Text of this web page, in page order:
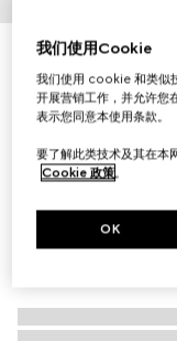
大号母婴包
€ 1.980
我们使用Cookie
我们使用 cookie 和类似
开展营销工作，并允许您
表示您同意本使用条款。
要了解此类技术及其在本
Cookie 政策。
OK